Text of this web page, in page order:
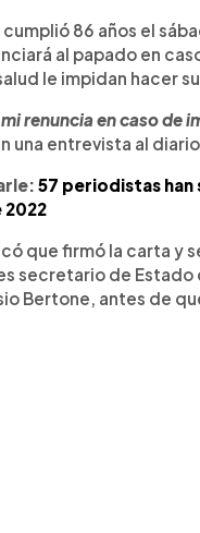
86 años el
al papado en
le impidan hacer
renuncia en caso de
una entrevista al
57 periodistas han
2022
que firmó la carta y
secretario de Estado
Bertone, antes de